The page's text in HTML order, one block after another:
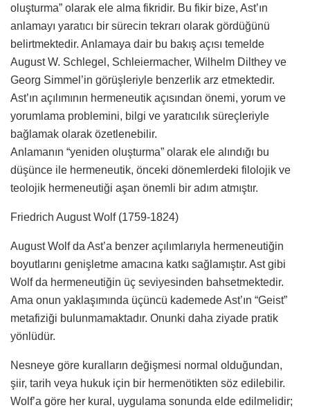
oluşturma” olarak ele alma fikridir. Bu fikir bize, Ast’ın
anlamayı yaratıcı bir sürecin tekrarı olarak gördüğünü
belirtmektedir. Anlamaya dair bu bakış açısı temelde
August W. Schlegel, Schleiermacher, Wilhelm Dilthey ve
Georg Simmel’in görüşleriyle benzerlik arz etmektedir.
Ast’ın açılımının hermeneutik açısından önemi, yorum ve
yorumlama problemini, bilgi ve yaratıcılık süreçleriyle
bağlamak olarak özetlenebilir.
Anlamanın “yeniden oluşturma” olarak ele alındığı bu
düşünce ile hermeneutik, önceki dönemlerdeki filolojik ve
teolojik hermeneutiği aşan önemli bir adım atmıştır.
Friedrich August Wolf (1759-1824)
August Wolf da Ast’a benzer açılımlarıyla hermeneutiğin
boyutlarını genişletme amacına katkı sağlamıştır. Ast gibi
Wolf da hermeneutiğin üç seviyesinden bahsetmektedir.
Ama onun yaklaşımında üçüncü kademede Ast’ın “Geist”
metafiziği bulunmamaktadır. Onunki daha ziyade pratik
yönlüdür.
Nesneye göre kuralların değişmesi normal olduğundan,
şiir, tarih veya hukuk için bir hermenötikten söz edilebilir.
Wolf’a göre her kural, uygulama sonunda elde edilmelidir;